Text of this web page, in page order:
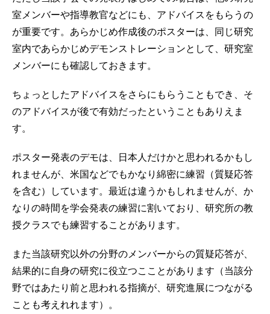
室メンバーや指導教官などにも、アドバイスをもらうの
が重要です。あらかじめ作成後のポスターは、同じ研究
室内であらかじめデモンストレーションとして、研究室
メンバーにも確認しておきます。
ちょっとしたアドバイスをさらにもらうこともでき、そ
のアドバイスが後で有効だったということもありえま
す。
ポスター発表のデモは、日本人だけかと思われるかもし
れませんが、米国などでもかなり綿密に練習（質疑応答
を含む）しています。最近は違うかもしれませんが、か
なりの時間を学会発表の練習に割いており、研究所の教
授クラスでも練習することがあります。
また当該研究以外の分野のメンバーからの質疑応答が、
結果的に自身の研究に役立つこことがあります（当該分
野ではあたり前と思われる指摘が、研究進展につながる
ことも考えれれます）。